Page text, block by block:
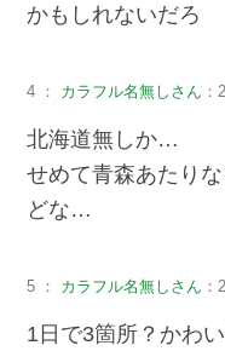
かもしれないだろ
4 ： カラフル名無しさん
北海道無しか…
せめて青森あたり
どな…
5 ： カラフル名無しさん
1日で3箇所？かわ